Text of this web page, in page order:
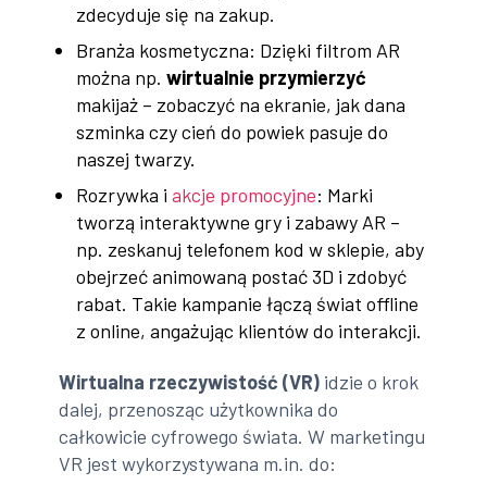
zdecyduje się na zakup.
Branża kosmetyczna: Dzięki filtrom AR
można np.wirtualnie przymierzyć
makijaż – zobaczyć na ekranie, jak dana
szminka czy cień do powiek pasuje do
naszej twarzy.
Rozrywka iakcje promocyjne: Marki
tworzą interaktywne gry i zabawy AR –
np. zeskanuj telefonem kod w sklepie, aby
obejrzeć animowaną postać 3D i zdobyć
rabat. Takie kampanie łączą świat offline
z online, angażując klientów do interakcji.
Wirtualna rzeczywistość (VR) idzie o krok
dalej, przenosząc użytkownika do
całkowicie cyfrowego świata. W marketingu
VR jest wykorzystywana m.in. do: